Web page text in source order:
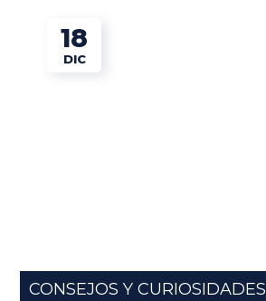
18
DIC
CONSEJOS Y CURIOSIDADES